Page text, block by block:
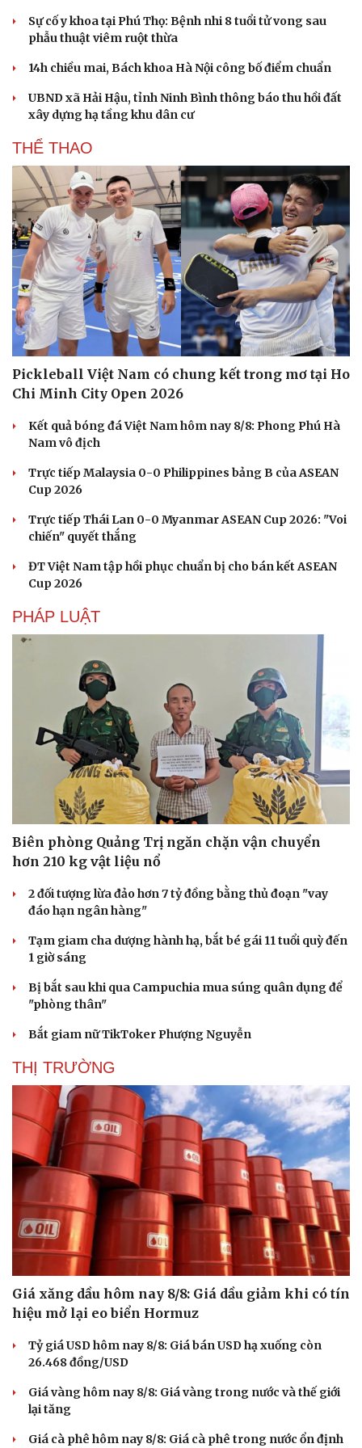
Văn hóa
Sân khấu - Điện ảnh
Văn học
Âm nhạc
Di sản
Giải trí
Nghệ sĩ
Thời trang
Sao Việt
Sự cố y khoa tại Phú Thọ: Bệnh nhi 8 tuổi tử vong sau
phẫu thuật viêm ruột thừa
14h chiều mai, Bách khoa Hà Nội công bố điểm chuẩn
UBND xã Hải Hậu, tỉnh Ninh Bình thông báo thu hồi đất
xây dựng hạ tầng khu dân cư
THỂ THAO
Pickleball Việt Nam có chung kết trong mơ tại Ho
Chi Minh City Open 2026
Kết quả bóng đá Việt Nam hôm nay 8/8: Phong Phú Hà
Nam vô địch
Trực tiếp Malaysia 0-0 Philippines bảng B của ASEAN
Cup 2026
Trực tiếp Thái Lan 0-0 Myanmar ASEAN Cup 2026: "Voi
chiến" quyết thắng
ĐT Việt Nam tập hồi phục chuẩn bị cho bán kết ASEAN
Cup 2026
PHÁP LUẬT
Biên phòng Quảng Trị ngăn chặn vận chuyển
hơn 210 kg vật liệu nổ
2 đối tượng lừa đảo hơn 7 tỷ đồng bằng thủ đoạn "vay
đáo hạn ngân hàng"
Tạm giam cha dượng hành hạ, bắt bé gái 11 tuổi quỳ đến
1 giờ sáng
Bị bắt sau khi qua Campuchia mua súng quân dụng để
"phòng thân"
Bắt giam nữ TikToker Phượng Nguyễn
THỊ TRƯỜNG
Giá xăng dầu hôm nay 8/8: Giá dầu giảm khi có tín
hiệu mở lại eo biển Hormuz
Tỷ giá USD hôm nay 8/8: Giá bán USD hạ xuống còn
26.468 đồng/USD
Giá vàng hôm nay 8/8: Giá vàng trong nước và thế giới
lại tăng
Giá cà phê hôm nay 8/8: Giá cà phê trong nước ổn định